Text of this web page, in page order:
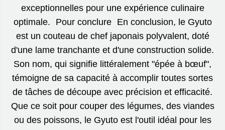
exceptionnelles pour une expérience culinaire
optimale. Pour conclure En conclusion, le Gyuto
est un couteau de chef japonais polyvalent, doté
d'une lame tranchante et d'une construction solide.
Son nom, qui signifie littéralement "épée à bœuf",
témoigne de sa capacité à accomplir toutes sortes
de tâches de découpe avec précision et efficacité.
Que ce soit pour couper des légumes, des viandes
ou des poissons, le Gyuto est l'outil idéal pour les